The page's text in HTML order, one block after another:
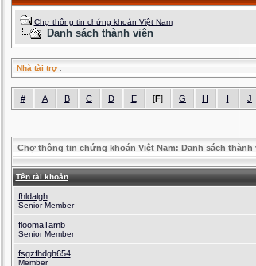
Chợ thông tin chứng khoán Việt Nam
Danh sách thành viên
Nhà tài trợ:
# A B C D E [F] G H I J
Chợ thông tin chứng khoán Việt Nam: Danh sách thành
Tên tài khoản
fhldalgh
Senior Member
floomaTamb
Senior Member
fsgzfhdgh654
Member